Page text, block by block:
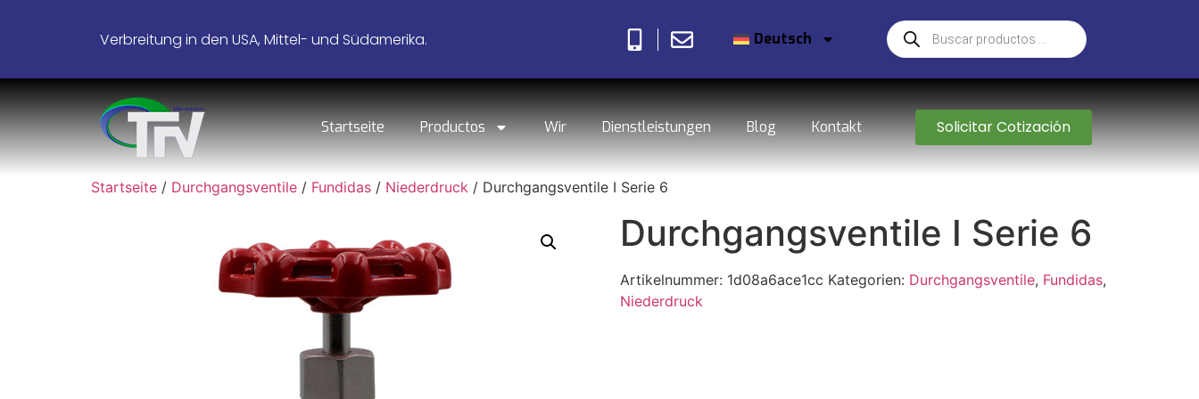
Verbreitung in den USA, Mittel- und Südamerika. Deutsch
Startseite Productos Wir Dienstleistungen Blog Kontakt Solicitar Cotización
Startseite / Durchgangsventile / Fundidas / Niederdruck / Durchgangsventile I Serie 6
Durchgangsventile I Serie 6
Artikelnummer: 1d08a6ace1cc Kategorien: Durchgangsventile, Fundidas,
Niederdruck